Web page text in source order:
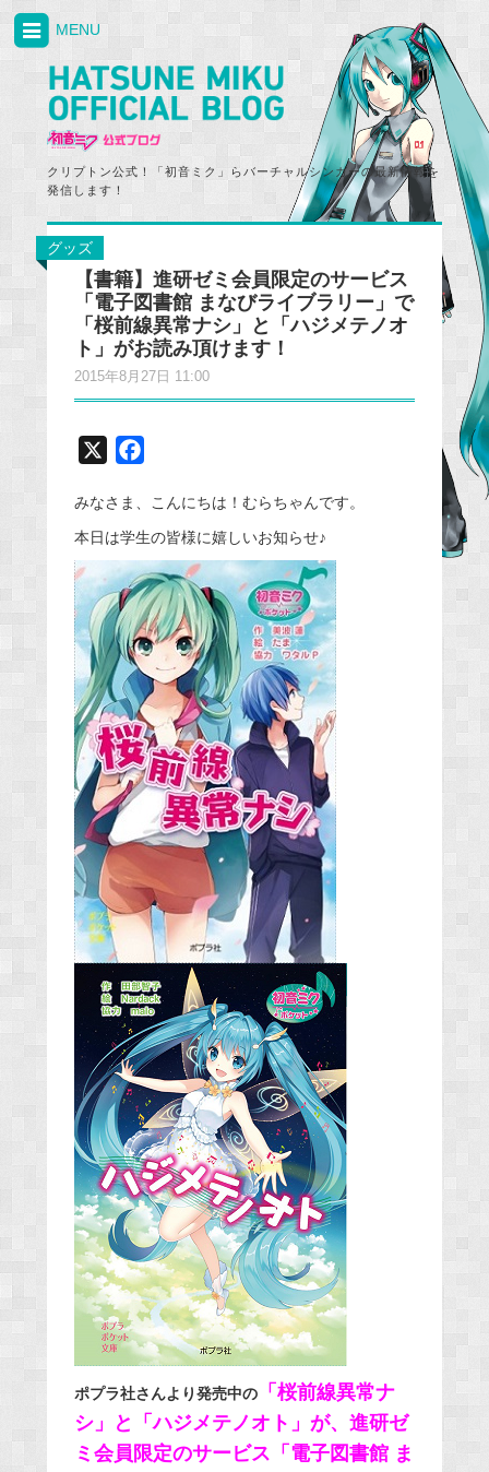
クリプトン公式！「初音ミク」らバーチャルシンガーの最新情報を
発信します！
MENU
グッズ
【書籍】進研ゼミ会員限定のサービス
「電子図書館 まなびライブラリー」で
「桜前線異常ナシ」と「ハジメテノオ
ト」がお読み頂けます！
2015年8月27日 11:00
c
e
b
o
o
k
みなさま、こんにちは！むらちゃんです。
本日は学生の皆様に嬉しいお知らせ♪
ポプラ社さんより発売中の「桜前線異常ナ
シ」と「ハジメテノオト」が、進研ゼ
ミ会員限定のサービス「電子図書館 ま